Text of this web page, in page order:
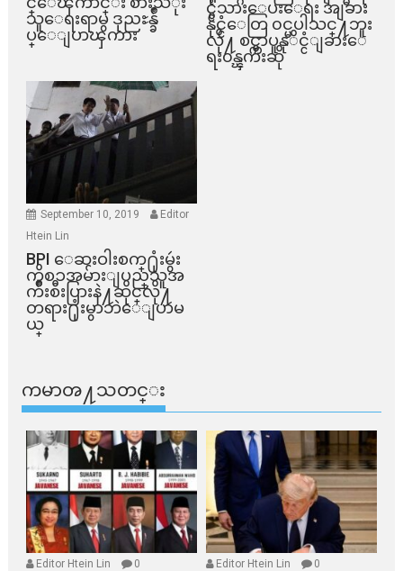
သူေရးရာမွ ဒုညႊန္ခ်ဳ
ပ္ေျပာၾကား
င္ငံသားေပးေရး အျခား
နိုင္ငံေတြ ၀င္မပါသင္႔ဘူး
လို႔ စင္ကာပူနုိင္ငံျခားေ
ရး၀န္ၾကီးဆို
September 10, 2019
Editor
Htein Lin
BPI ​ေဆးဝါးစက္​႐ုံးမွဴး
ကိစၥအမ်ားျပည္​သူအ
က်ိဳးစီးပြားနဲ႔ဆိုင္​လို႔
တရား႐ုံးမွာဘဲေျပာမ
ယ္​
ကမာၻ႔သတင္း
Editor Htein Lin 0 Editor Htein Lin 0